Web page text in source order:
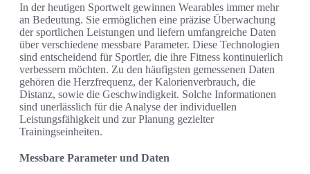
In der heutigen Sportwelt gewinnen Wearables immer mehr
an Bedeutung. Sie ermöglichen eine präzise Überwachung
der sportlichen Leistungen und liefern umfangreiche Daten
über verschiedene messbare Parameter. Diese Technologien
sind entscheidend für Sportler, die ihre Fitness kontinuierlich
verbessern möchten. Zu den häufigsten gemessenen Daten
gehören die Herzfrequenz, der Kalorienverbrauch, die
Distanz, sowie die Geschwindigkeit. Solche Informationen
sind unerlässlich für die Analyse der individuellen
Leistungsfähigkeit und zur Planung gezielter
Trainingseinheiten.
Messbare Parameter und Daten